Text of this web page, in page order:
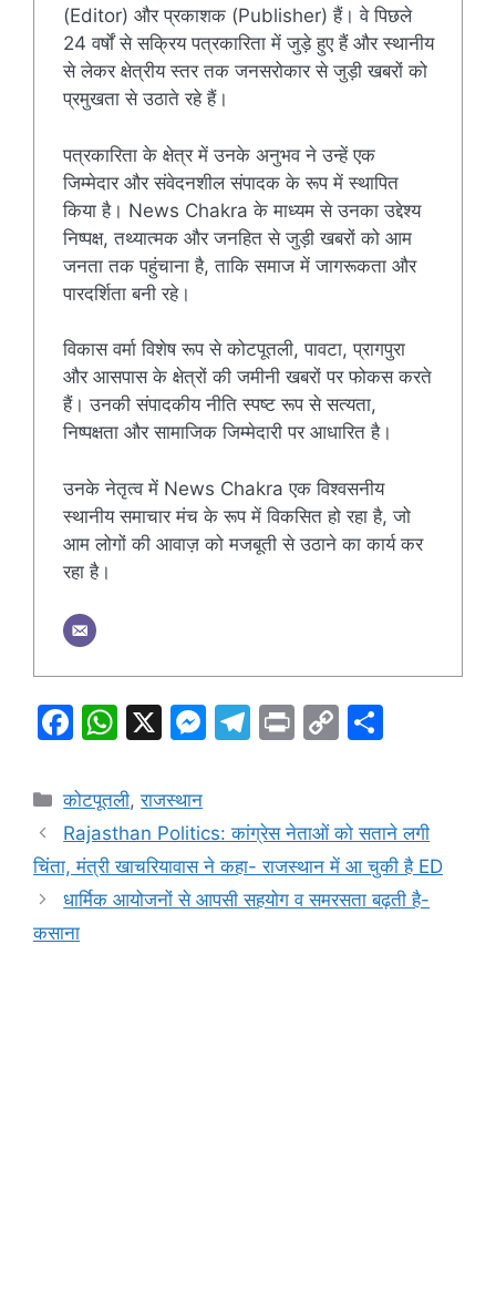
(Editor) और प्रकाशक (Publisher) हैं। वे पिछले
24 वर्षों से सक्रिय पत्रकारिता में जुड़े हुए हैं और स्थानीय
से लेकर क्षेत्रीय स्तर तक जनसरोकार से जुड़ी खबरों को
प्रमुखता से उठाते रहे हैं।
पत्रकारिता के क्षेत्र में उनके अनुभव ने उन्हें एक
जिम्मेदार और संवेदनशील संपादक के रूप में स्थापित
किया है। News Chakra के माध्यम से उनका उद्देश्य
निष्पक्ष, तथ्यात्मक और जनहित से जुड़ी खबरों को आम
जनता तक पहुंचाना है, ताकि समाज में जागरूकता और
पारदर्शिता बनी रहे।
विकास वर्मा विशेष रूप से कोटपूतली, पावटा, प्रागपुरा
और आसपास के क्षेत्रों की जमीनी खबरों पर फोकस करते
हैं। उनकी संपादकीय नीति स्पष्ट रूप से सत्यता,
निष्पक्षता और सामाजिक जिम्मेदारी पर आधारित है।
उनके नेतृत्व में News Chakra एक विश्वसनीय
स्थानीय समाचार मंच के रूप में विकसित हो रहा है, जो
आम लोगों की आवाज़ को मजबूती से उठाने का कार्य कर
रहा है।
F
c
e
b
o
o
W
at
s
A
p
X
M
s
e
n
T
gr
a
m
Pr C
y
Li
n
e
Categories
कोटपूतली,राजस्थान
Rajasthan Politics: कांग्रेस नेताओं को सताने लगी
चिंता, मंत्री खाचरियावास ने कहा- राजस्थान में आ चुकी है ED
धार्मिक आयोजनों से आपसी सहयोग व समरसता बढ़ती है-
कसाना